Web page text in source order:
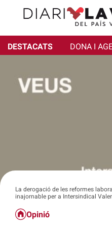
DESTACATS DONA I
La derogació de les reformes
inajornable per a Intersindical
Opinió